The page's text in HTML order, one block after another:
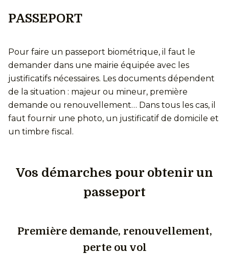
PASSEPORT
Pour faire un passeport biométrique, il faut le
demander dans une mairie équipée avec les
justificatifs nécessaires. Les documents dépendent
de la situation : majeur ou mineur, première
demande ou renouvellement… Dans tous les cas, il
faut fournir une photo, un justificatif de domicile et
un timbre fiscal.
Vos démarches pour obtenir un
passeport
Première demande, renouvellement,
perte ou vol